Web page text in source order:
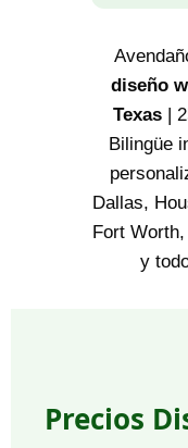
diseño
Texas|
Bilingüe
Dallas,
Fort
y
Precios